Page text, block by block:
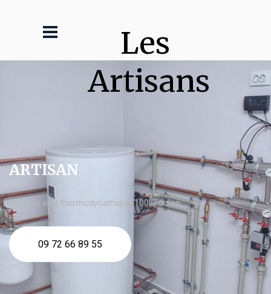
Les
Artisans
ARTISAN
chauffe eau thermodynamique 100l Toulon
09 72 66 89 55